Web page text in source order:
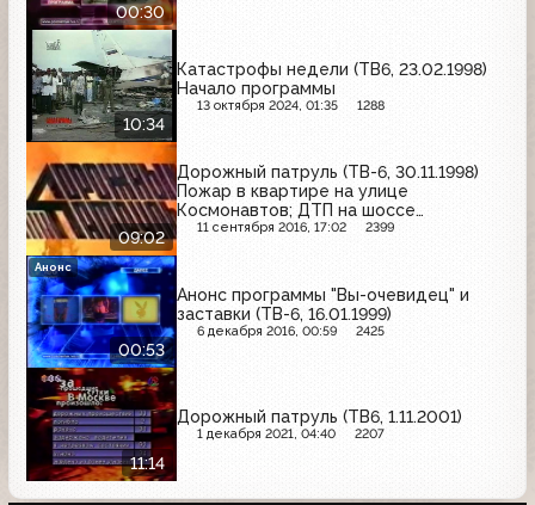
00:30
10:34
Катастрофы недели (ТВ6, 23.02.1998)
Начало программы
13 октября 2024, 01:35 1288
09:02
Дорожный патруль (ТВ-6, 30.11.1998)
Пожар в квартире на улице
Космонавтов; ДТП на шоссе
Энтузиастов; труп женщины на
11 сентября 2016, 17:02 2399
00:53
Анонс программы "Вы-очевидец" и
заставки (ТВ-6, 16.01.1999)
6 декабря 2016, 00:59 2425
Анонс
11:14
Дорожный патруль (ТВ6, 1.11.2001)
1 декабря 2021, 04:40 2207